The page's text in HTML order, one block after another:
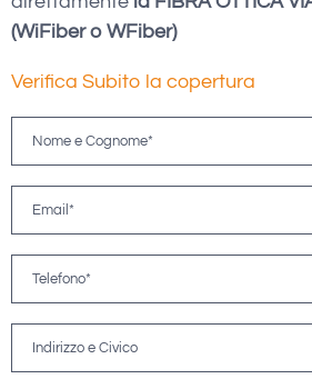
(WiFiber o WFiber)
Verifica Subito la copertura